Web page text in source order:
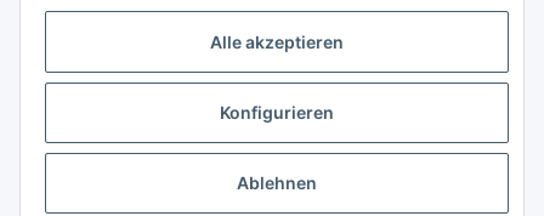
Alle akzeptieren
Konfigurieren
Ablehnen
Logistikpartner
Informationen